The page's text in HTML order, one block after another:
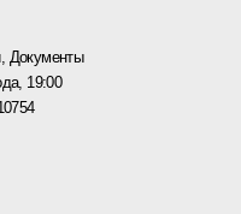
, Документы
19:00